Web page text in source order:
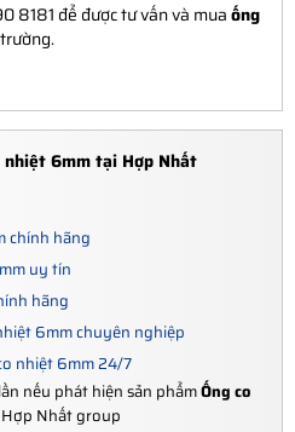
8181 để được tư vấn và muaống
nhiệt 6mm tại Hợp Nhất
chính hãng
uy tín
hãng
6mm chuyên nghiệp
nhiệt 6mm 24/7
nếu phát hiện sản phẩmỐng co
Nhất group